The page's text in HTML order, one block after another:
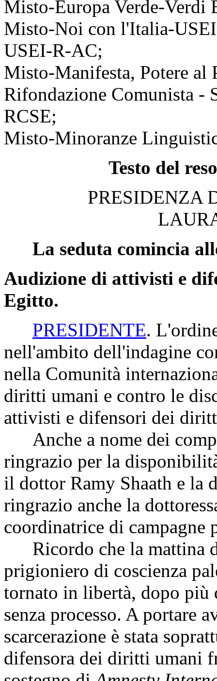
Misto-Europa Verde-
Misto-Noi con l'Italia-
USEI-R-AC;
Misto-Manifesta, Potere al
Rifondazione Comunista -
RCSE;
Misto-Minoranze
Testo del
PRESIDENZA
La seduta comincia
Audizione di attivisti e
Egitto.
PRESIDENTE.
nell'ambito dell'indagine
nella Comunità
diritti umani e contro le
attivisti e difensori dei
Anche a nome dei
ringrazio per la
il dottor Ramy Shaath e la
ringrazio anche la
coordinatrice di campagne
Ricordo che la mattina
prigioniero di coscienza
tornato in libertà, dopo più
senza processo. A portare
scarcerazione è stata
difensora dei diritti umani